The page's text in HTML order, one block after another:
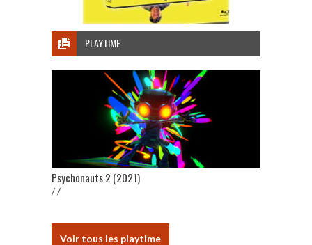
PLAYTIME
Psychonauts 2 (2021)
/ /
Voir tous les playtime